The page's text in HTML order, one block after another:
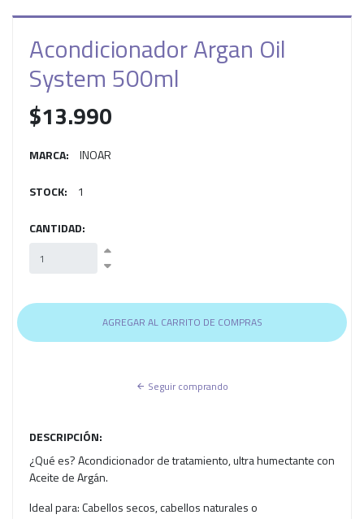
Acondicionador Argan Oil
System 500ml
$13.990
MARCA: INOAR
STOCK: 1
CANTIDAD:
Seguir comprando
DESCRIPCIÓN:
¿Qué es? Acondicionador de tratamiento, ultra humectante con
Aceite de Argán.
Ideal para: Cabellos secos, cabellos naturales o